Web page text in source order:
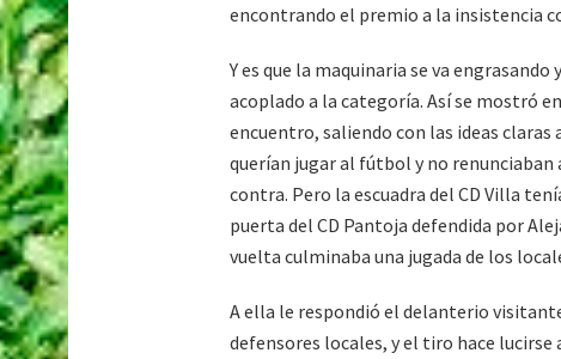
encontrando el premio a la insistencia
Y es que la maquinaria se va
acoplado a la categoría. Así se mostró
encuentro, saliendo con las ideas
querían jugar al fútbol y no renunciaban
contra. Pero la escuadra del CD Villa
puerta del CD Pantoja defendida por
vuelta culminaba una jugada de los
A ella le respondió el delanterio
defensores locales, y el tiro hace lucirse